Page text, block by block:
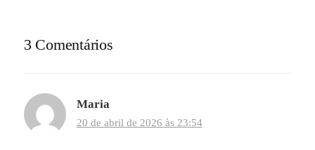
3 Comentários
Maria
20 de abril de 2026 às 23:54